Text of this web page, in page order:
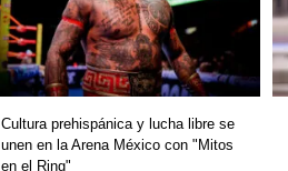
Cultura prehispánica y lucha libre se
unen en la Arena México con "Mitos
en el Ring"